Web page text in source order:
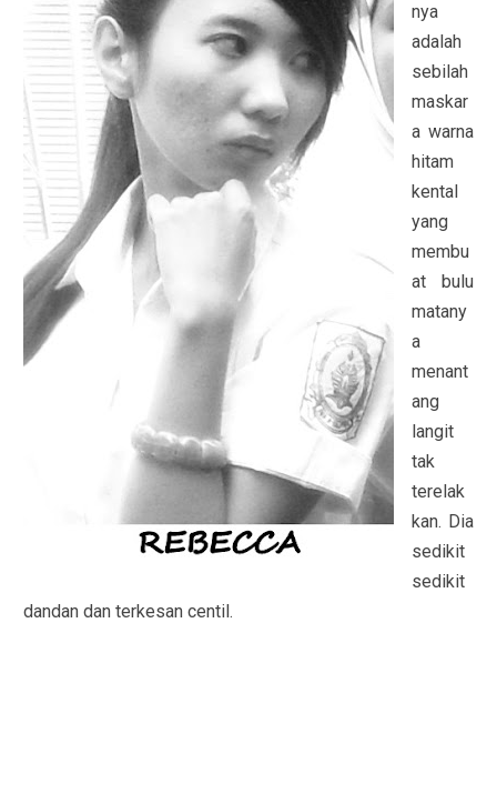
nya
adalah
sebilah
maskar
a warna
hitam
kental
yang
membu
at bulu
matany
a
menant
ang
langit
tak
terelak
kan. Dia
sedikit
sedikit
dandan dan terkesan centil.